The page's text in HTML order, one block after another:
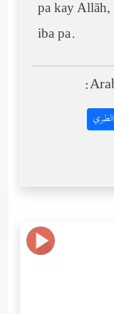
pa kay
iba pa.
الطبري